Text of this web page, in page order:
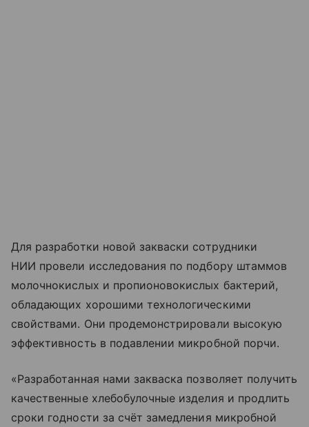
Для разработки новой закваски сотрудники
НИИ провели исследования по подбору штаммов
молочнокислых и пропионовокислых бактерий,
обладающих хорошими технологическими
свойствами. Они продемонстрировали высокую
эффективность в подавлении микробной порчи.
«Разработанная нами закваска позволяет получить
качественные хлебобулочные изделия и продлить
сроки годности за счёт замедления микробной